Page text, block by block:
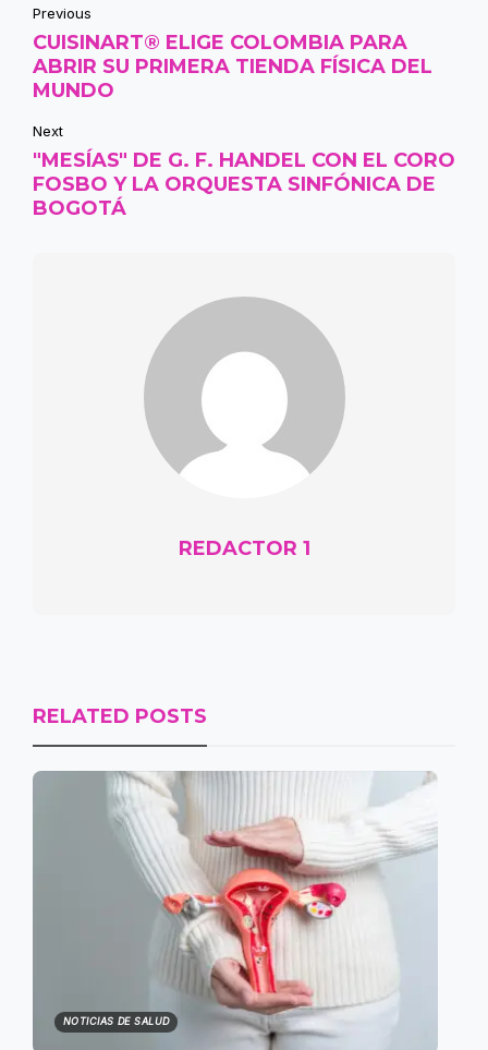
Previous
CUISINART® ELIGE COLOMBIA PARA
ABRIR SU PRIMERA TIENDA FÍSICA DEL
MUNDO
Next
"MESÍAS" DE G. F. HANDEL CON EL CORO
FOSBO Y LA ORQUESTA SINFÓNICA DE
BOGOTÁ
REDACTOR 1
RELATED POSTS
NOTICIAS DE SALUD